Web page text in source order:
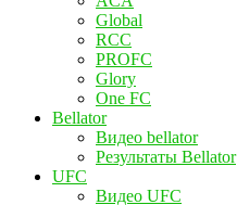
Global
RCC
PROFC
Glory
One FC
Bellator
Видео bellator
Результаты Bellator
UFC
Видео UFC